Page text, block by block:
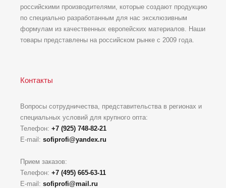
российскими производителями, которые создают продукцию
по специально разработанным для нас эксклюзивным
формулам из качественных европейских материалов. Наши
товары представлены на российском рынке с 2009 года.
Контакты
Вопросы сотрудничества, представительства в регионах и
специальных условий для крупного опта:
Телефон: +7 (925) 748-82-21
E-mail: sofiprofi@yandex.ru
Прием заказов:
Телефон: +7 (495) 665-63-11
E-mail: sofiprofi@mail.ru